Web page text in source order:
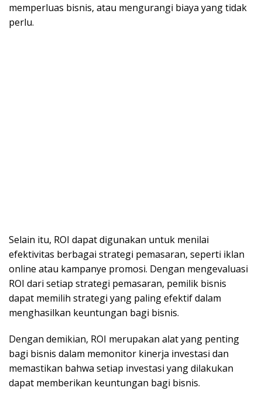
memperluas bisnis, atau mengurangi biaya yang tidak
perlu.
Selain itu, ROI dapat digunakan untuk menilai
efektivitas berbagai strategi pemasaran, seperti iklan
online atau kampanye promosi. Dengan mengevaluasi
ROI dari setiap strategi pemasaran, pemilik bisnis
dapat memilih strategi yang paling efektif dalam
menghasilkan keuntungan bagi bisnis.
Dengan demikian, ROI merupakan alat yang penting
bagi bisnis dalam memonitor kinerja investasi dan
memastikan bahwa setiap investasi yang dilakukan
dapat memberikan keuntungan bagi bisnis.